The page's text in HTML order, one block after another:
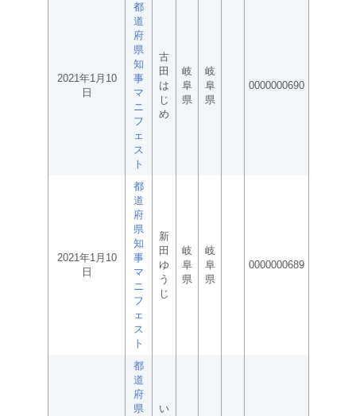
2021年1月10
日
都
道
府
県
知
事
マ
ニ
フ
ェ
ス
ト
古
田
は
じ
め
岐
阜
県
岐
阜
県
0000000690
2021年1月10
日
都
道
府
県
知
事
マ
ニ
フ
ェ
ス
ト
新
田
ゆ
う
じ
岐
阜
県
岐
阜
県
0000000689
都
道
府
県
い